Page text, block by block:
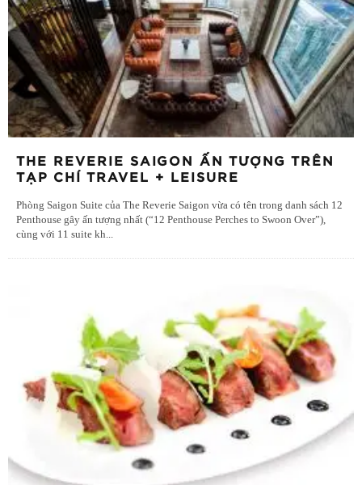
THE REVERIE SAIGON ẤN TƯỢNG TRÊN
TẠP CHÍ TRAVEL + LEISURE
Phòng Saigon Suite của The Reverie Saigon vừa có tên trong danh sách 12
Penthouse gây ấn tượng nhất (“12 Penthouse Perches to Swoon Over”),
cùng với 11 suite kh...